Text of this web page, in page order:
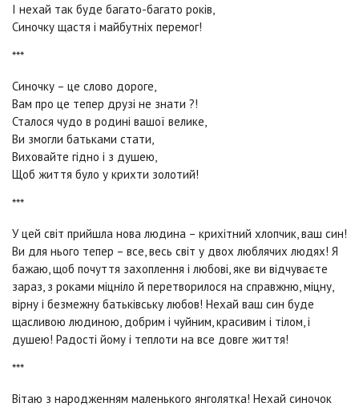
І нехай так буде багато-багато років,
Синочку щастя і майбутніх перемог!
***
Синочку – це слово дороге,
Вам про це тепер друзі не знати ?!
Сталося чудо в родині вашої велике,
Ви змогли батьками стати,
Виховайте гідно і з душею,
Щоб життя було у крихти золотий!
***
У цей світ прийшла нова людина – крихітний хлопчик, ваш син!
Ви для нього тепер – все, весь світ у двох люблячих людях! Я
бажаю, щоб почуття захоплення і любові, яке ви відчуваєте
зараз, з роками міцніло й перетворилося на справжню, міцну,
вірну і безмежну батьківську любов! Нехай ваш син буде
щасливою людиною, добрим і чуйним, красивим і тілом, і
душею! Радості йому і теплоти на все довге життя!
***
Вітаю з народженням маленького янголятка! Нехай синочок